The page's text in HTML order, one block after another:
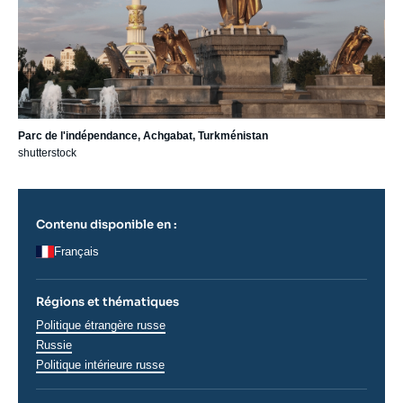
Parc de l'indépendance, Achgabat, Turkménistan
shutterstock
Contenu disponible en :
Français
Régions et thématiques
Régions
Politique étrangère russe
Russie
Politique intérieure russe